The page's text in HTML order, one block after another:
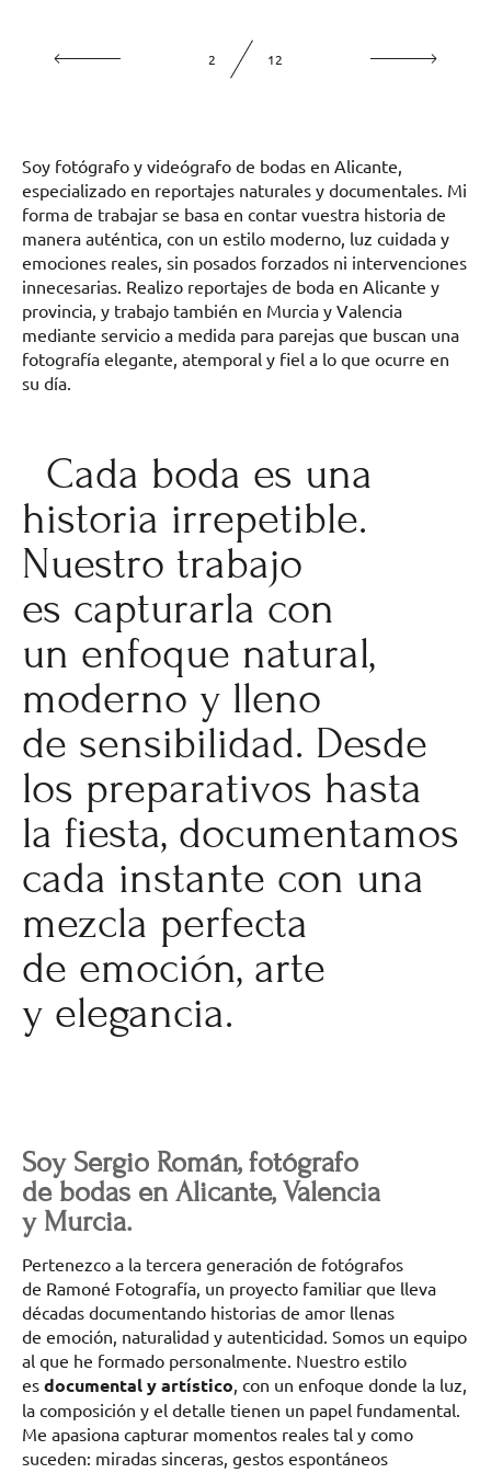
2 12
Soy fotógrafo y videógrafo de bodas en Alicante,
especializado en reportajes naturales y documentales. Mi
forma de trabajar se basa en contar vuestra historia de
manera auténtica, con un estilo moderno, luz cuidada y
emociones reales, sin posados forzados ni intervenciones
innecesarias. Realizo reportajes de boda en Alicante y
provincia, y trabajo también en Murcia y Valencia
mediante servicio a medida para parejas que buscan una
fotografía elegante, atemporal y fiel a lo que ocurre en
su día.
Cada boda es una
historia irrepetible.
Nuestro trabajo
es capturarla con
un enfoque natural,
moderno y lleno
de sensibilidad. Desde
los preparativos hasta
la fiesta, documentamos
cada instante con una
mezcla perfecta
de emoción, arte
y elegancia.
Soy Sergio Román, fotógrafo
de bodas en Alicante, Valencia
y Murcia.
Pertenezco a la tercera generación de fotógrafos
de Ramoné Fotografía, un proyecto familiar que lleva
décadas documentando historias de amor llenas
de emoción, naturalidad y autenticidad. Somos un equipo
al que he formado personalmente. Nuestro estilo
es documental y artístico , con un enfoque donde la luz,
la composición y el detalle tienen un papel fundamental.
Me apasiona capturar momentos reales tal y como
suceden: miradas sinceras, gestos espontáneos